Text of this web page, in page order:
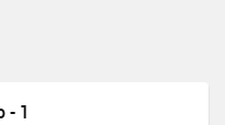
- 1